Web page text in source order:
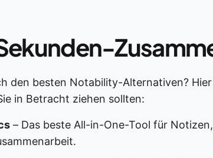
den besten Notability-Alternativen?
in Betracht ziehen sollten:
– Das beste All-in-One-Tool für